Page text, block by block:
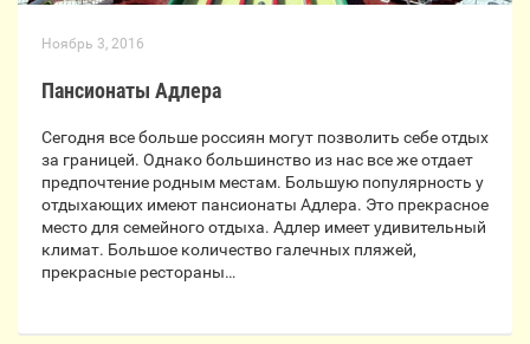
Ноябрь 3, 2016
Пансионаты Адлера
Сегодня все больше россиян могут позволить себе отдых
за границей. Однако большинство из нас все же отдает
предпочтение родным местам. Большую популярность у
отдыхающих имеют пансионаты Адлера. Это прекрасное
место для семейного отдыха. Адлер имеет удивительный
климат. Большое количество галечных пляжей,
прекрасные рестораны…